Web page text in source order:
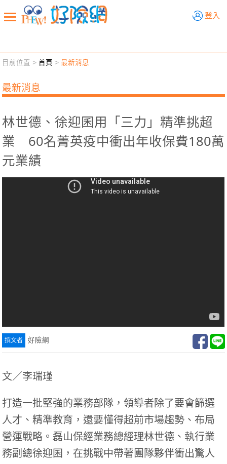
登入
新聞觀點 業務交流
退休先準備 好險學堂 輔銷工具 活動專區
目前位置 >首頁 >最新消息
最新消息
林世德、徐迎囷用「三力」精準挑超
業 60名菁英疫中衝出年收保費180萬
元業績
好險網
文／李瑞瑾
打造一批堅強的業務部隊，領導者除了要會篩選
人才、精準教育，還要懂得超前市場趨勢、布局
營運戰略。磊山保經業務總經理林世德、執行業
務副總徐迎囷，在挑戰中帶著團隊夥伴衝出驚人